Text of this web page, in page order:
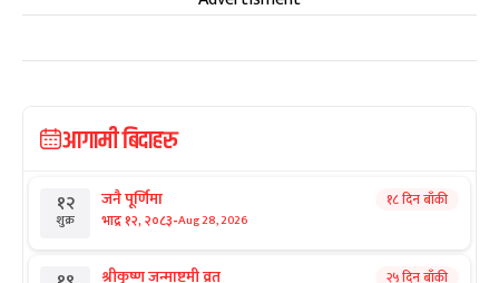
आगामी बिदाहरु
१२
शुक्र
जनै पूर्णिमा
भाद्र १२, २०८३-Aug 28, 2026
१८ दिन बाँकी
श्रीकृष्ण जन्माष्टमी व्रत २५ दिन बाँकी